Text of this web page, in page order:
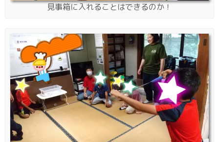
見事箱に入れることはできるのか！